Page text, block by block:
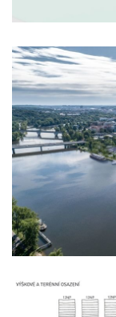
školka